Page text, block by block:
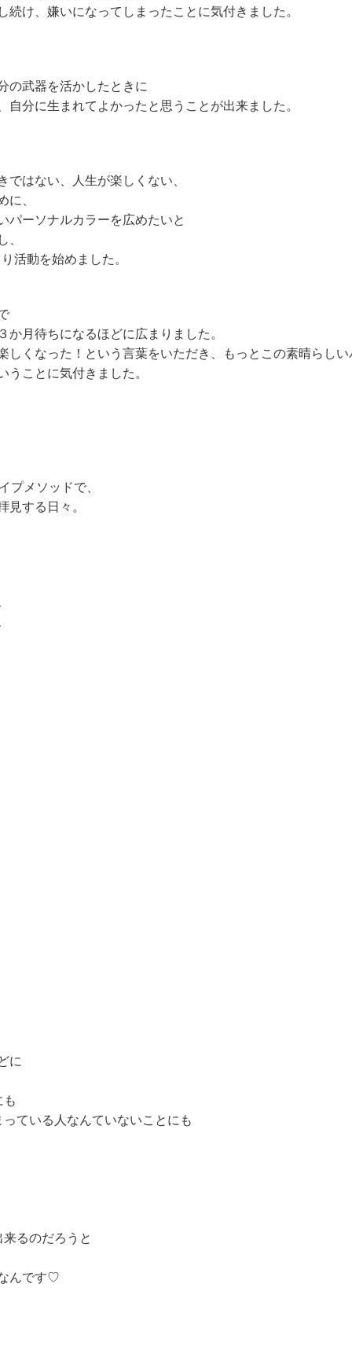
け、嫌いになってしまったことに気付きました。
の武器を活かしたときに
分に生まれてよかったと思うことが出来ました。
はない、人生が楽しくない、
に、
パーソナルカラーを広めたいと
、
活動を始めました。
月待ちになるほどに広まりました。
しくなった！という言葉をいただき、もっとこの素晴らし
うことに気付きました。
プメソッドで、
見する日々。
に
も
ている人なんていないことにも
るのだろうと
んです♡